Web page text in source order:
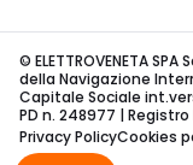
© ELETTROVENETA
della Navigazione
Capitale Sociale
PD n. 248977 |
Privacy PolicyCookies